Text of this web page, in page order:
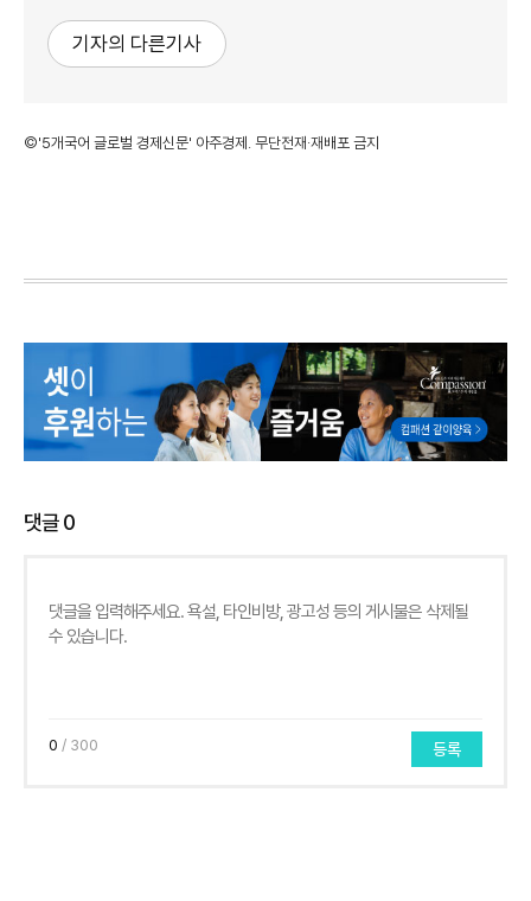
기자의 다른기사
©'5개국어 글로벌 경제신문' 아주경제. 무단전재·재배포 금지
댓글0
0 / 300 등록